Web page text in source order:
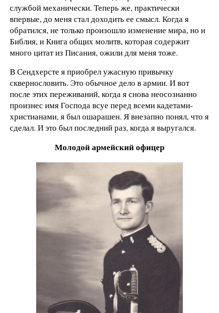
службой механически. Теперь же, практически
впервые, до меня стал доходить ее смысл. Когда я
обратился, не только произошло изменение мира, но и
Библия, и Книга общих молитв, которая содержит
много цитат из Писания, ожили для меня тоже.
В Сендхерсте я приобрел ужасную привычку
сквернословить. Это обычное дело в армии. И вот
после этих переживаний, когда я снова неосознанно
произнес имя Господа всуе перед всеми кадетами-
христианами, я был ошарашен. Я внезапно понял, что я
сделал. И это был последний раз, когда я выругался.
Молодой армейский офицер